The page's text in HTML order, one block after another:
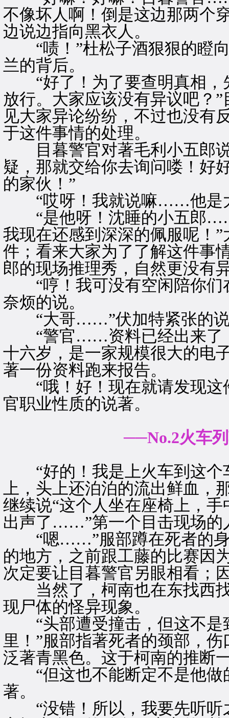
不像坏人啊！倒是这边那两个
边说边指向黑衣人。
“啧！”杜松子酒狠狠的瞪向
兰的背后。
“好了！为了要查明真相，
放行。大家应该没有异议吧？
见大家异论纷纷，不过也没有
于这件事情的处理。
目暮警官对著毛利小五郎说
疑，那就交给你去询问喽！好
的家伙！”
“哎呀！我就说嘛……他是
“是他呀！沈睡的小五郎
我现在还感到深深的佩服呢！
件；看来大家为了了解这件事
郎的现场推理秀，自然更没有
“哼！我可没有空闲陪你们
奈烦的说。
“大哥……”伏加特紧张的
“警官……资料已经出来了
十六岁，是一家规模很大的电
著一份资料跑来报告。
“哦！好！现在就请发现这
官职业性质的说著。
──No.2火车
“好的！我是上火车到这个
上，头上还泊泊的流出鲜血
继续说“这个人坐在座椅上，
出声了……”第一个目击现场的
“嗯……”服部蹲在死者的身
的地方，之前跟工藤的比赛因
次定要让目暮警官另眼相看；
当然了，柯南也在东找西找
现尸体的怪异现象。
“头部遭受撞击，但这不是
里！”服部指著死者的颈部，
泛著青黑色。这于柯南的推断
“但这也不能断定不是他做
著。
“没错！所以，我要先听听